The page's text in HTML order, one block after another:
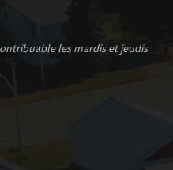
les mardis et jeudis